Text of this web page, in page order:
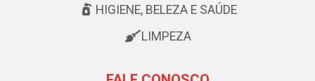
HIGIENE, BELEZA E SAÚDE
LIMPEZA